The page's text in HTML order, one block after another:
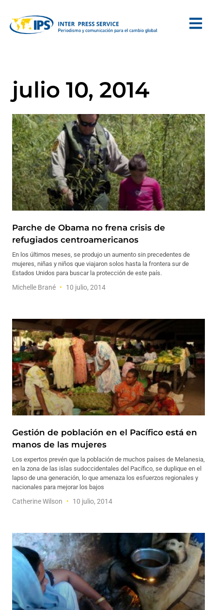
julio 10, 2014
Parche de Obama no frena crisis de
refugiados centroamericanos
En los últimos meses, se produjo un aumento sin precedentes de
mujeres, niñas y niños que viajaron solos hasta la frontera sur de
Estados Unidos para buscar la protección de este país.
Michelle Brané 10 julio, 2014
Gestión de población en el Pacífico está en
manos de las mujeres
Los expertos prevén que la población de muchos países de Melanesia,
en la zona de las islas sudoccidentales del Pacífico, se duplique en el
lapso de una generación, lo que amenaza los esfuerzos regionales y
nacionales para mejorar los bajos
Catherine Wilson 10 julio, 2014